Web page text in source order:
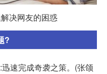
决网友的困惑
?
迅速完成奇袭之策。(张颌